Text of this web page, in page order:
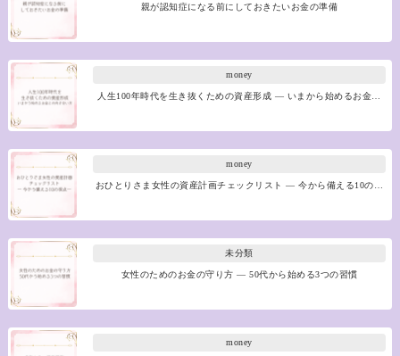
親が認知症になる前にしておきたいお金の準備
money
人生100年時代を生き抜くための資産形成 ― いまから始めるお金…
money
おひとりさま女性の資産計画チェックリスト ― 今から備える10の…
未分類
女性のためのお金の守り方 ― 50代から始める3つの習慣
money